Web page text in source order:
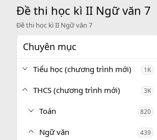
Đề thi học kì II Ngữ văn 7
Đề thi học kì II Ngữ văn 7
Chuyên mục
Tiểu học (chương trình mới) 1K
THCS (chương trình mới) 3K
Toán 820
Ngữ văn 439